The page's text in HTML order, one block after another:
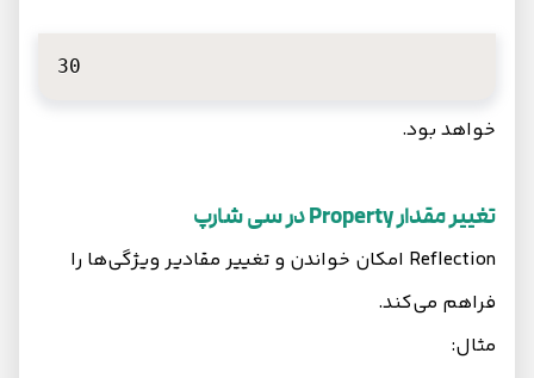
30
خواهد بود.
تغییر مقدار Property در سی شارپ
Reflection امکان خواندن و تغییر مقادیر ویژگی‌ها را
فراهم می‌کند.
مثال: